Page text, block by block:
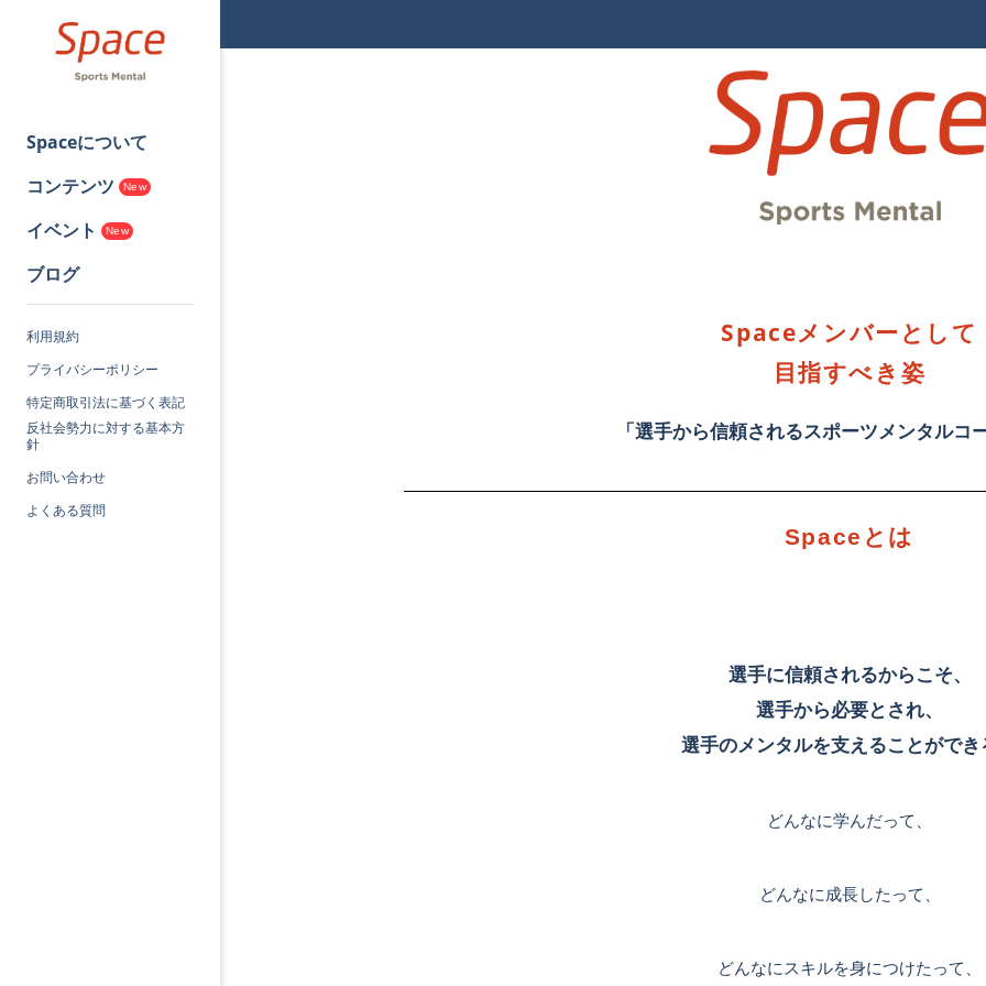
Spaceについて
コンテンツ
New
イベント New
ブログ
利用規約
プライバシーポリシー
特定商取引法に基づく表記
反社会勢力に対する基本方
針
お問い合わせ
よくある質問
Spaceメンバーとして
目指すべき姿
「選手から信頼されるスポーツメンタルコ
Spaceとは
選手に信頼されるからこそ、
選手から必要とされ、
選手のメンタルを支えることができ
どんなに学んだって、
どんなに成長したって、
どんなにスキルを身につけたって、